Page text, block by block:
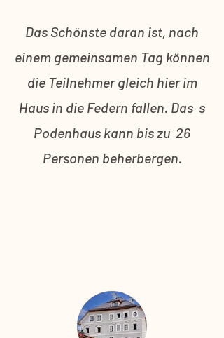
Das Schönste daran ist, nach
einem gemeinsamen Tag können
die Teilnehmer gleich hier im
Haus in die Federn fallen. Das s
Podenhaus kann bis zu 26
Personen beherbergen.